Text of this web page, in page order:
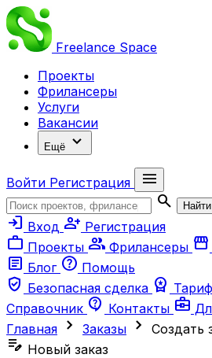
Freelance Space
Проекты
Фрилансеры
Услуги
Вакансии
Ещё expand_more
Войти Регистрация
menu
search
Найти
login Вход person_add Регистрация
work Проекты group Фрилансеры storefront
article Блог help Помощь
verified_user Безопасная сделка workspace_premium
Справочник contact_support Контакты business_center
Главная chevron_right Заказы chevron_right Создать
edit_note Новый заказ